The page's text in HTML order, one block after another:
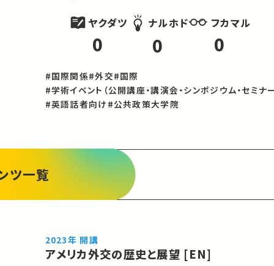
ヤクダツ
0
ナルホド
0
フカマル
0
#国際関係#外交#国際
#学術イベント（公開講座・講演会・シンポジウム・セミナ
#英語話者向け #公共政策大学院
ツ一覧
2023年 開講
アメリカ外交の歴史と展望 [EN]